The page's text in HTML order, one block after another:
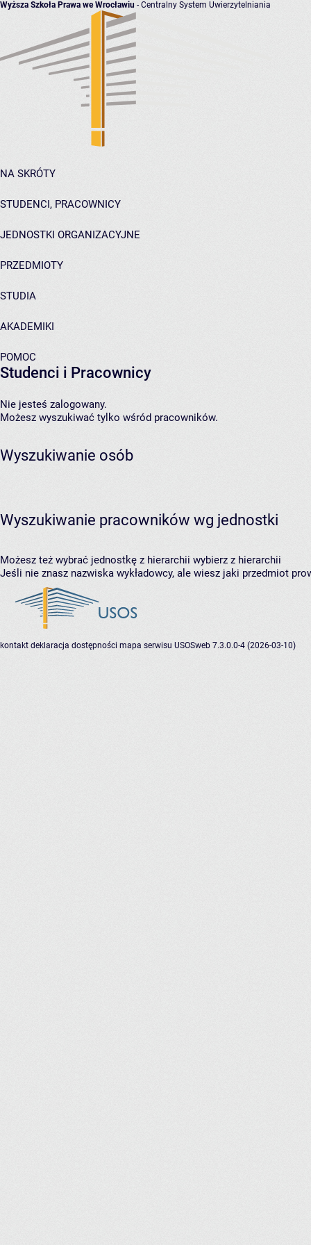
Wyższa Szkoła Prawa we Wrocławiu - Centralny System Uwierzytelniania
NA SKRÓTY
STUDENCI, PRACOWNICY
JEDNOSTKI ORGANIZACYJNE
PRZEDMIOTY
STUDIA
AKADEMIKI
POMOC
Studenci i Pracownicy
Nie jesteś zalogowany.
Możesz wyszukiwać tylko wśród pracowników.
Wyszukiwanie osób
Wyszukiwanie pracowników wg jednostki
Możesz też wybrać jednostkę z hierarchii wybierz z hierarchii
Jeśli nie znasz nazwiska wykładowcy, ale wiesz jaki przedmiot
kontakt deklaracja dostępności mapa serwisu USOSweb 7.3.0.0-4 (2026-03-10)